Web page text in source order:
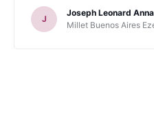
J
Joseph Leonard
Millet Buenos Aires